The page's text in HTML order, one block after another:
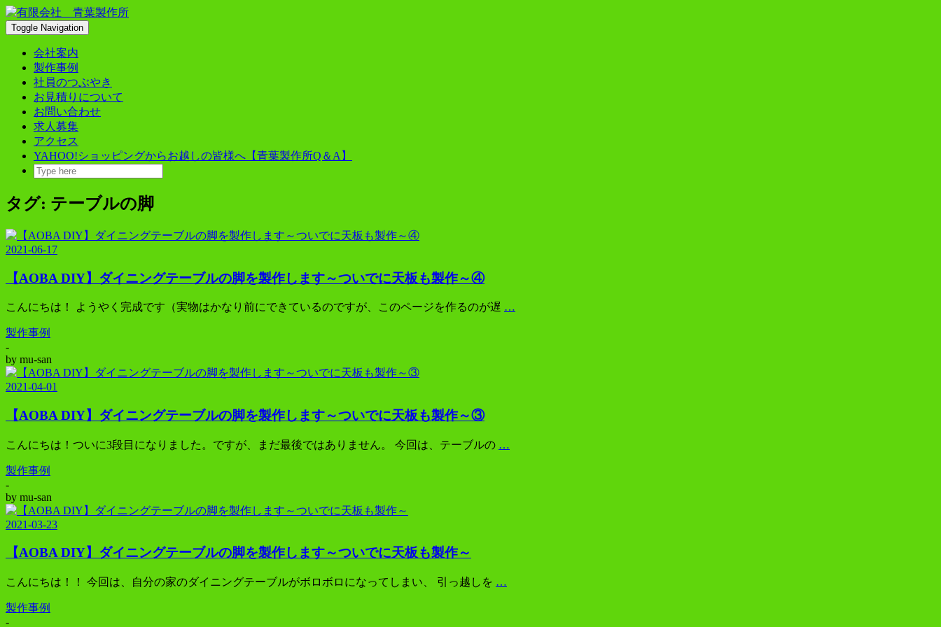
Skip
to
content
Toggle Navigation
会社案内
製作事例
社員のつぶやき
お見積りについて
お問い合わせ
求人募集
アクセス
YAHOO!ショッピングからお越しの皆様へ【青葉製作所Q＆A】
タグ: テーブルの脚
2021-06-17
【AOBA DIY】ダイニングテーブルの脚を製作します～ついでに天板も製作～④
こんにちは！ ようやく完成です（実物はかなり前にできているのですが、このページを作るのが遅 …
製作事例
-
by mu-san
2021-04-01
【AOBA DIY】ダイニングテーブルの脚を製作します～ついでに天板も製作～③
こんにちは！ついに3段目になりました。ですが、まだ最後ではありません。 今回は、テーブルの …
製作事例
-
by mu-san
2021-03-23
【AOBA DIY】ダイニングテーブルの脚を製作します～ついでに天板も製作～
こんにちは！！ 今回は、自分の家のダイニングテーブルがボロボロになってしまい、 引っ越しを …
製作事例
-